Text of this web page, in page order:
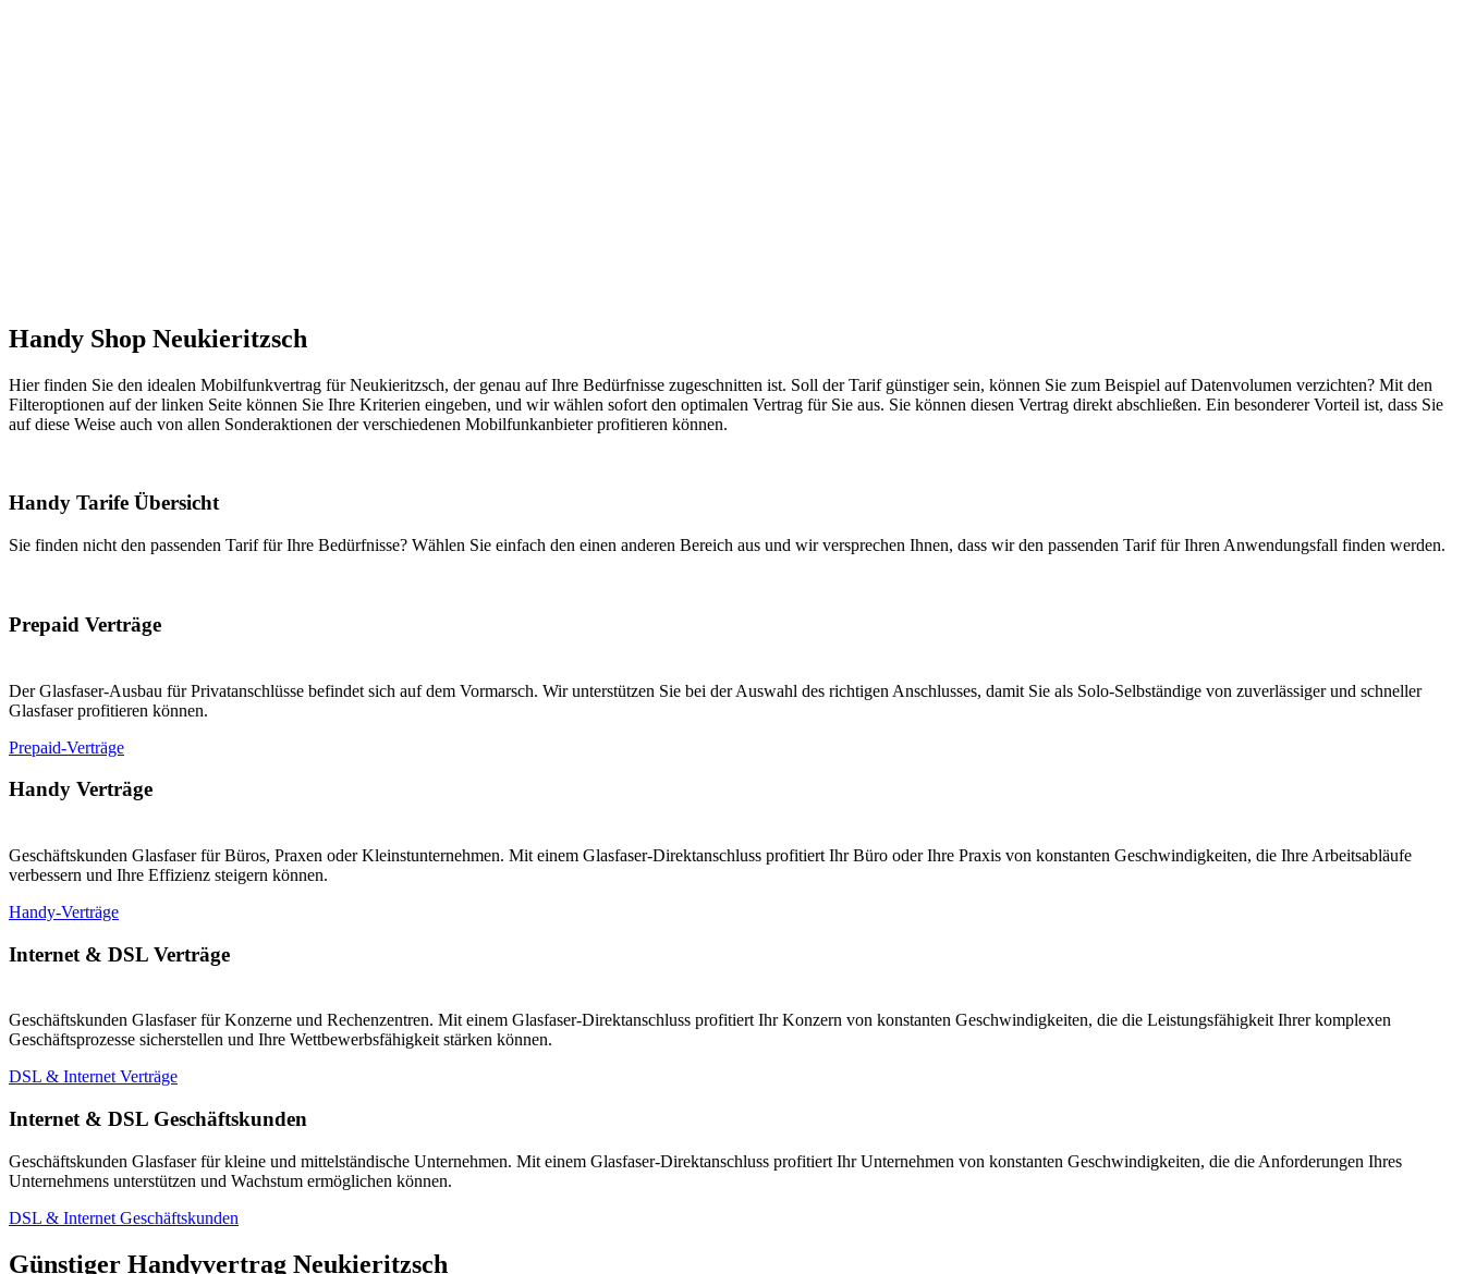
Handy Shop Neukieritzsch
Hier finden Sie den idealen Mobilfunkvertrag für Neukieritzsch, der genau auf Ihre Bedürfnisse zugeschnitten ist. Soll der Tarif günstiger sein, können Sie zum Beispiel auf Datenvolumen verzichten? Mit den
Filteroptionen auf der linken Seite können Sie Ihre Kriterien eingeben, und wir wählen sofort den optimalen Vertrag für Sie aus. Sie können diesen Vertrag direkt abschließen. Ein besonderer Vorteil ist, dass Sie
auf diese Weise auch von allen Sonderaktionen der verschiedenen Mobilfunkanbieter profitieren können.
Handy Tarife Übersicht
Sie finden nicht den passenden Tarif für Ihre Bedürfnisse? Wählen Sie einfach den einen anderen Bereich aus und wir versprechen Ihnen, dass wir den passenden Tarif für Ihren Anwendungsfall finden werden.
Prepaid Verträge
Der Glasfaser-Ausbau für Privatanschlüsse befindet sich auf dem Vormarsch. Wir unterstützen Sie bei der Auswahl des richtigen Anschlusses, damit Sie als Solo-Selbständige von zuverlässiger und schneller
Glasfaser profitieren können.
Prepaid-Verträge
Handy Verträge
Geschäftskunden Glasfaser für Büros, Praxen oder Kleinstunternehmen. Mit einem Glasfaser-Direktanschluss profitiert Ihr Büro oder Ihre Praxis von konstanten Geschwindigkeiten, die Ihre Arbeitsabläufe
verbessern und Ihre Effizienz steigern können.
Handy-Verträge
Internet & DSL Verträge
Geschäftskunden Glasfaser für Konzerne und Rechenzentren. Mit einem Glasfaser-Direktanschluss profitiert Ihr Konzern von konstanten Geschwindigkeiten, die die Leistungsfähigkeit Ihrer komplexen
Geschäftsprozesse sicherstellen und Ihre Wettbewerbsfähigkeit stärken können.
DSL & Internet Verträge
Internet & DSL Geschäftskunden
Geschäftskunden Glasfaser für kleine und mittelständische Unternehmen. Mit einem Glasfaser-Direktanschluss profitiert Ihr Unternehmen von konstanten Geschwindigkeiten, die die Anforderungen Ihres
Unternehmens unterstützen und Wachstum ermöglichen können.
DSL & Internet Geschäftskunden
Günstiger Handyvertrag Neukieritzsch